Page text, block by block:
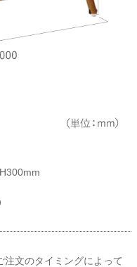
文のタイミングによって